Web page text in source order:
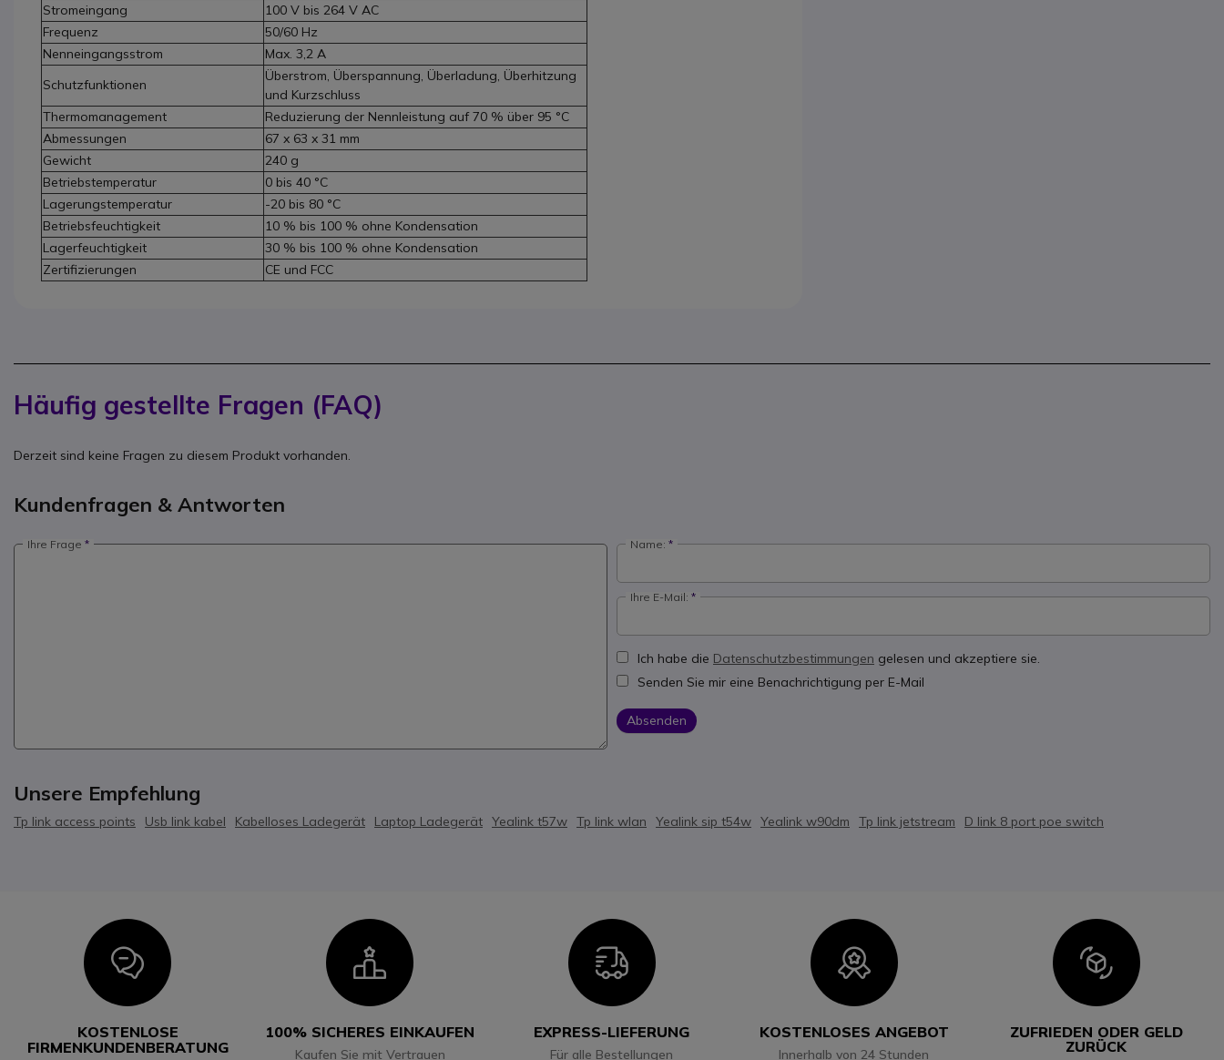
Stromeingang
100 V bis 264 V AC
Frequenz
50/60 Hz
Nenneingangsstrom
Max. 3,2 A
Schutzfunktionen
Überstrom, Überspannung, Überladung, Überhitzung
und Kurzschluss
Thermomanagement
Reduzierung der Nennleistung auf 70 % über 95 °C
Abmessungen
67 x 63 x 31 mm
Gewicht
240 g
Betriebstemperatur
0 bis 40 °C
Lagerungstemperatur
-20 bis 80 °C
Betriebsfeuchtigkeit
10 % bis 100 % ohne Kondensation
Lagerfeuchtigkeit
30 % bis 100 % ohne Kondensation
Zertifizierungen
CE und FCC
Häufig gestellte Fragen (FAQ)
Derzeit sind keine Fragen zu diesem Produkt vorhanden.
Kundenfragen & Antworten
Ihre Frage Name:
Ihre E-Mail:
Ich habe die Datenschutzbestimmungen gelesen und akzeptiere sie.
Senden Sie mir eine Benachrichtigung per E-Mail
Absenden
Unsere Empfehlung
Tp link access points Usb link kabel Kabelloses Ladegerät Laptop Ladegerät Yealink t57w Tp link wlan Yealink sip t54w Yealink w90dm Tp link jetstream D link 8 port poe switch
Icon
KOSTENLOSE
FIRMENKUNDENBERATUNG
Icon
100% SICHERES EINKAUFEN
Kaufen Sie mit Vertrauen
Icon
EXPRESS-LIEFERUNG
Für alle Bestellungen
Icon
KOSTENLOSES ANGEBOT
Innerhalb von 24 Stunden
Icon
ZUFRIEDEN ODER GELD
ZURÜCK